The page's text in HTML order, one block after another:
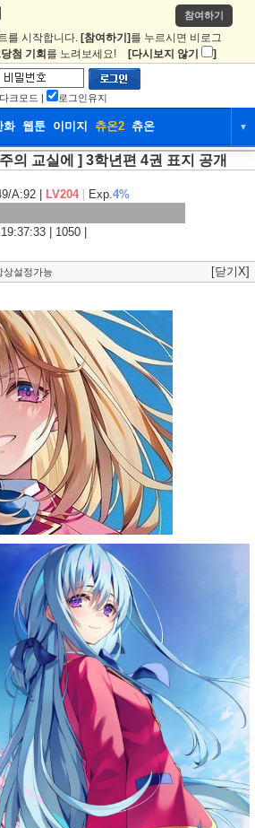
참여하기
를 시작합니다. [참여하기] 를 누르시면 비로그
첨 기회 를 노려보세요! [다시보지 않기 ]
다크모드 | 로그인유지
화 웹툰 이미지 츄온2 츄온 ▼
스 커뮤니티 애니만화
미지 츄온2
의 교실에 ] 3학년편 4권 표지 공개
A:92 | LV204 Exp.4%
| 1050 |
상설정가능 [닫기X]